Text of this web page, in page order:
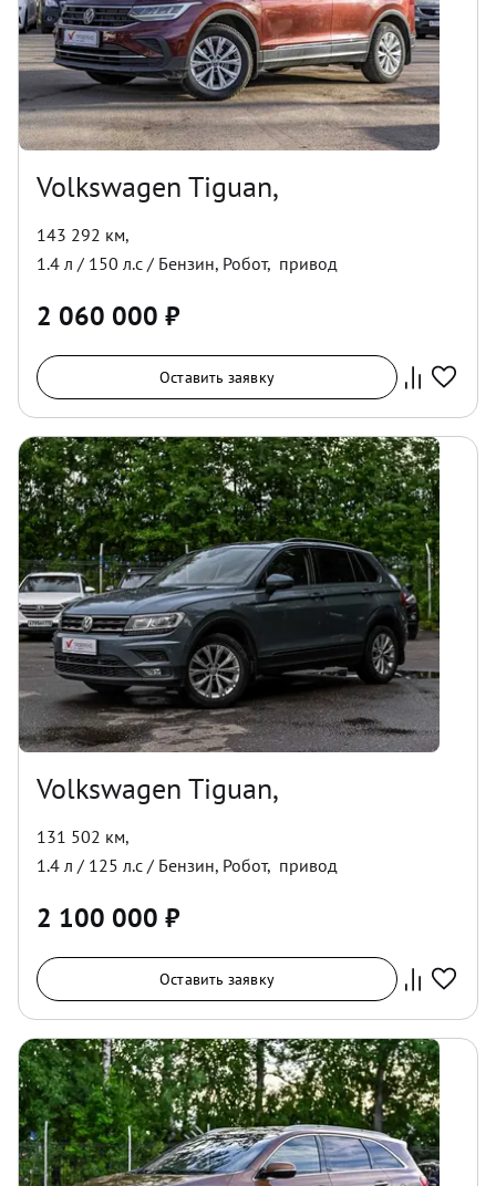
Volkswagen Tiguan,
143 292 км,
1.4 л / 150 л.с / Бензин, Робот, привод
2 060 000 ₽
Оставить заявку
Volkswagen Tiguan,
131 502 км,
1.4 л / 125 л.с / Бензин, Робот, привод
2 100 000 ₽
Оставить заявку